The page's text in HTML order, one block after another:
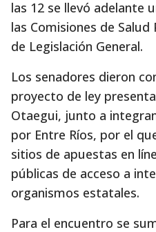
las 12 se llevó adelante
las Comisiones de
de Legislación General.
Los senadores dieron
proyecto de ley
Otaegui, junto a
por Entre Ríos, por el
sitios de apuestas en
públicas de acceso a
organismos estatales.
Para el encuentro se